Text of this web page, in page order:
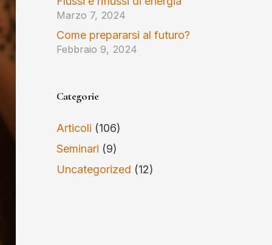
Marzo 7, 2024
Come prepararsi al futuro?
Febbraio 9, 2024
Categorie
Articoli (106)
Seminari (9)
Uncategorized (12)